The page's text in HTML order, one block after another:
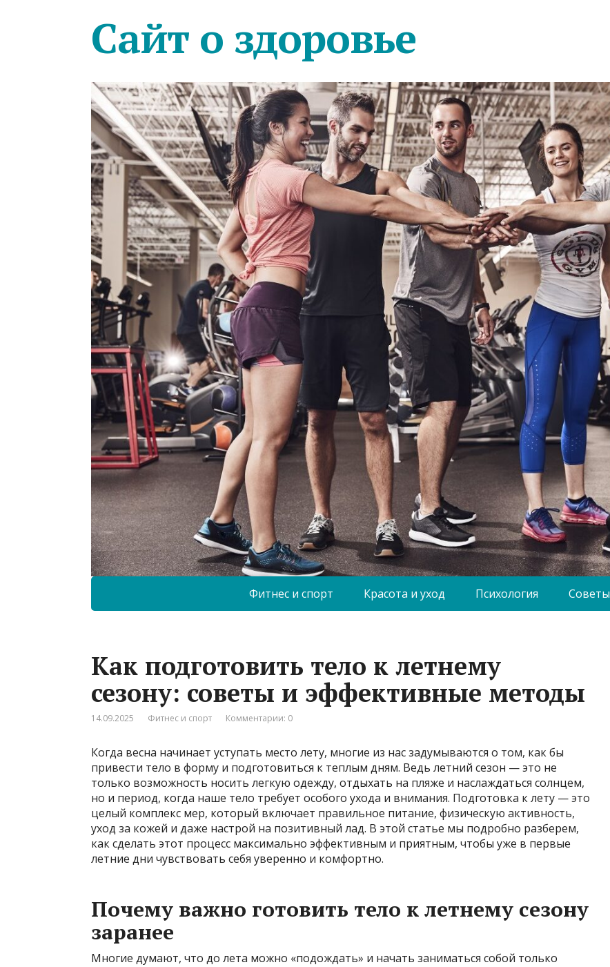
Сайт о здоровье
Фитнес и спорт Красота и уход Психология Советы
Как подготовить тело к летнему
сезону: советы и эффективные методы
14.09.2025 Фитнес и спорт Комментарии: 0
Когда весна начинает уступать место лету, многие из нас задумываются о том, как бы
привести тело в форму и подготовиться к теплым дням. Ведь летний сезон — это не
только возможность носить легкую одежду, отдыхать на пляже и наслаждаться солнцем,
но и период, когда наше тело требует особого ухода и внимания. Подготовка к лету — это
целый комплекс мер, который включает правильное питание, физическую активность,
уход за кожей и даже настрой на позитивный лад. В этой статье мы подробно разберем,
как сделать этот процесс максимально эффективным и приятным, чтобы уже в первые
летние дни чувствовать себя уверенно и комфортно.
Почему важно готовить тело к летнему сезону
заранее
Многие думают, что до лета можно «подождать» и начать заниматься собой только